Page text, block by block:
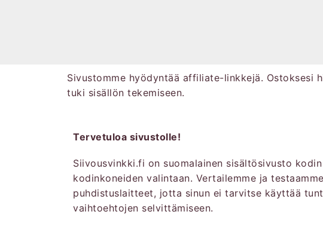
Sivustomme hyödyntää affiliate-linkkejä. Ostoksesi
tuki sisällön tekemiseen.
Tervetuloa sivustolle!
Siivousvinkki.fi on suomalainen sisältösivusto
kodinkoneiden valintaan. Vertailemme ja
puhdistuslaitteet, jotta sinun ei tarvitse käyttää
vaihtoehtojen selvittämiseen.